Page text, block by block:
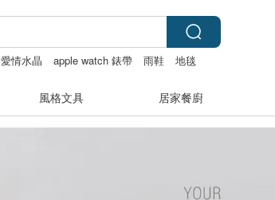
愛情水晶 apple watch 錶帶 雨鞋
地毯
風格文具 居家餐廚